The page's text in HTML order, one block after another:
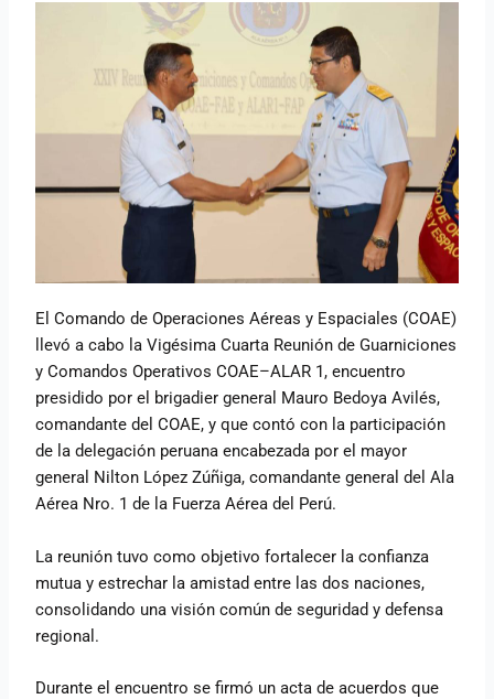
El Comando de Operaciones Aéreas y Espaciales (COAE)
llevó a cabo la Vigésima Cuarta Reunión de Guarniciones
y Comandos Operativos COAE–ALAR 1, encuentro
presidido por el brigadier general Mauro Bedoya Avilés,
comandante del COAE, y que contó con la participación
de la delegación peruana encabezada por el mayor
general Nilton López Zúñiga, comandante general del Ala
Aérea Nro. 1 de la Fuerza Aérea del Perú.
La reunión tuvo como objetivo fortalecer la confianza
mutua y estrechar la amistad entre las dos naciones,
consolidando una visión común de seguridad y defensa
regional.
Durante el encuentro se firmó un acta de acuerdos que